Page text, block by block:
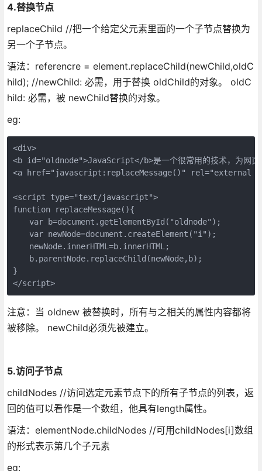
4.替换节点
replaceChild //把一个给定父元素里面的一个子节点替换为
另一个子节点。
语法：referencre = element.replaceChild(newChild,oldC
hild); //newChild: 必需，用于替换 oldChild的对象。 oldC
hild: 必需，被 newChild替换的对象。
eg:
<div>
<b id="oldnode">JavaScript</b>是一个很常用的技术，为网页
<a href="javascript:replaceMessage()" rel="external
<script type="text/javascript">
function replaceMessage(){
var b=document.getElementById("oldnode");
var newNode=document.createElement("i");
newNode.innerHTML=b.innerHTML;
b.parentNode.replaceChild(newNode,b);
}
</script>
注意：当 oldnew 被替换时，所有与之相关的属性内容都将
被移除。 newChild必须先被建立。
5.访问子节点
childNodes //访问选定元素节点下的所有子节点的列表，返
回的值可以看作是一个数组，他具有length属性。
语法：elementNode.childNodes //可用childNodes[i]数组
的形式表示第几个子元素
eg: